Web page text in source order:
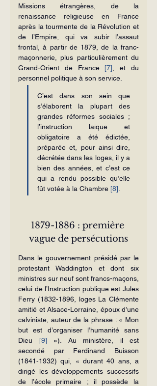
Missions étrangères, de la
renaissance religieuse en France
après la tourmente de la Révolution et
de l’Empire, qui va subir l’assaut
frontal, à partir de 1879, de la franc-
maçonnerie, plus particulièrement du
Grand-Orient de France [7] , et du
personnel politique à son service.
C’est dans son sein que
s’élaborent la plupart des
grandes réformes sociales ;
l’instruction laïque et
obligatoire a été édictée,
préparée et, pour ainsi dire,
décrétée dans les loges, il y a
bien des années, et c’est ce
qui a rendu possible qu’elle
fût votée à la Chambre [8]
1879-1886 : première
vague de persécutions
Dans le gouvernement présidé par le
protestant Waddington et dont six
ministres sur neuf sont francs-maçons,
celui de l’Instruction publique est Jules
Ferry (1832-1896, loges La Clémente
amitié et Alsace-Lorraine, époux d’une
calviniste, auteur de la phrase : « Mon
but est d’organiser l’humanité sans
Dieu [9] »). Au ministère, il est
secondé par Ferdinand Buisson
(1841-1932) qui, « durant 40 ans, a
dirigé les développements successifs
de l’école primaire ; il possède la